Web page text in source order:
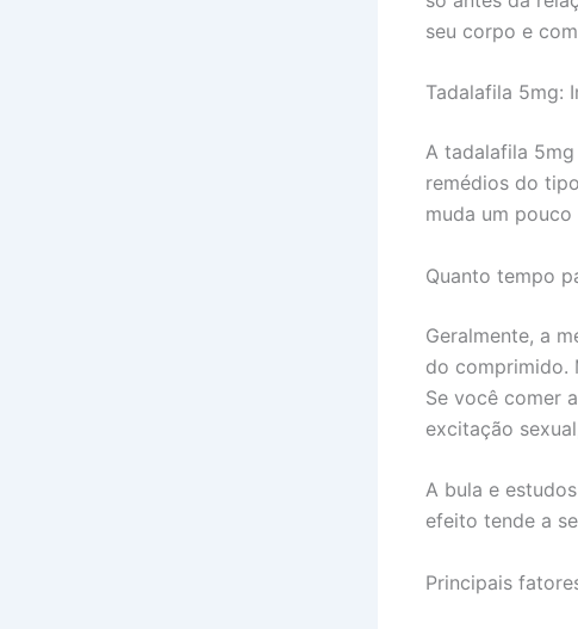
seu corpo e
Tadalafila 5mg:
A tadalafila
remédios do
muda um pouco
Quanto tempo
Geralmente, a
do comprimido.
Se você comer
excitação
A bula e
efeito tende a
Principais